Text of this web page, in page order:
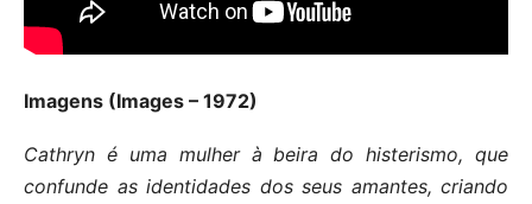
Imagens (Images – 1972)
Cathryn é uma mulher à beira do histerismo, que
confunde as identidades dos seus amantes, criando